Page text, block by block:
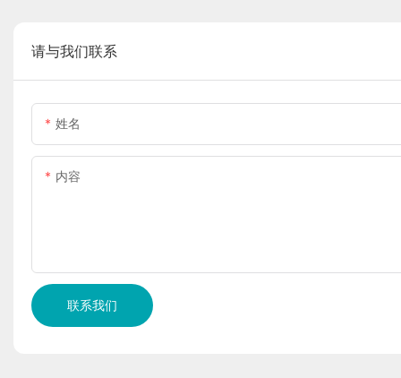
请与我们联系
姓名
内容
联系我们